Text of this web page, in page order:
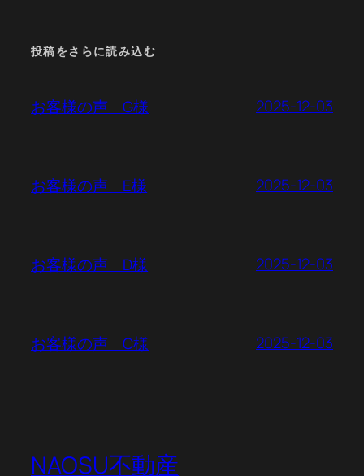
投稿をさらに読み込む
お客様の声 G様 2025-12-03
お客様の声 E様 2025-12-03
お客様の声 D様 2025-12-03
お客様の声 C様 2025-12-03
NAOSU不動産